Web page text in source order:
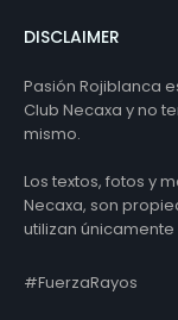
DISCLAIMER
Pasión Rojiblanca
Club Necaxa y no
mismo.
Los textos, fotos y
Necaxa, son
utilizan
#FuerzaRayos